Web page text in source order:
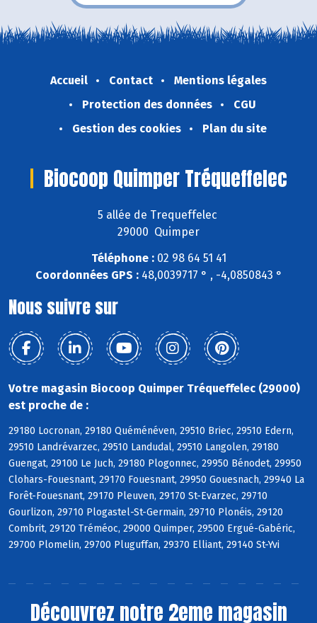
Accueil Contact
Mentions légales
Protection des données
CGU
Gestion des cookies
Plan du site
Biocoop Quimper Tréqueffelec
5 allée de Trequeffelec
29000 Quimper
Téléphone :02 98 64 51 41
Coordonnées GPS :48,0039717 ° , -4,0850843 °
Nous suivre sur
Votre magasin Biocoop Quimper Tréqueffelec (29000)
est proche de :
29180 Locronan, 29180 Quéménéven, 29510 Briec, 29510 Edern,
29510 Landrévarzec, 29510 Landudal, 29510 Langolen, 29180
Guengat, 29100 Le Juch, 29180 Plogonnec, 29950 Bénodet, 29950
Clohars-Fouesnant, 29170 Fouesnant, 29950 Gouesnach, 29940 La
Forêt-Fouesnant, 29170 Pleuven, 29170 St-Evarzec, 29710
Gourlizon, 29710 Plogastel-St-Germain, 29710 Plonéis, 29120
Combrit, 29120 Tréméoc, 29000 Quimper, 29500 Ergué-Gabéric,
29700 Plomelin, 29700 Pluguffan, 29370 Elliant, 29140 St-Yvi
Découvrez notre 2eme magasin